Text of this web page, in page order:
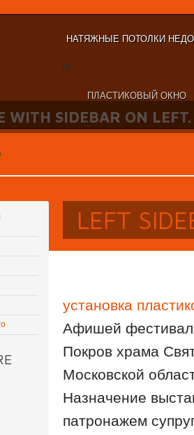
НАТЯЖНЫЕ ПОТОЛКИ
nt
ПЛАСТИКОВЫЙ ОКНО
nt
WITH SIDEBAR ON LEFT.
LEFT
установка
Афишей
Покров храма
Московской
Назначение
патронажем